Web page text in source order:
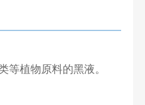
等植物原料的黑液。